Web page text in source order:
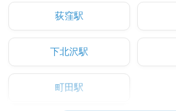
荻窪駅
下北沢駅
町田駅